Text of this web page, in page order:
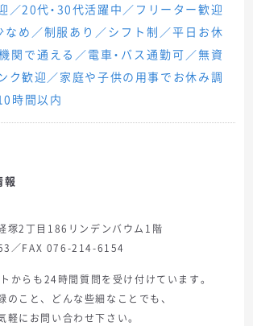
／20代・30代活躍中／フリーター歓迎
なめ／制服あり／シフト制／平日お休
関で通える／電車・バス通勤可／無資
ク歓迎／家庭や子供の用事でお休み調
時間以内
報
塚2丁目186リンデンバウム1階
／FAX 076-214-6154
からも24時間質問を受け付けています。
のこと、どんな些細なことでも、
軽にお問い合わせ下さい。